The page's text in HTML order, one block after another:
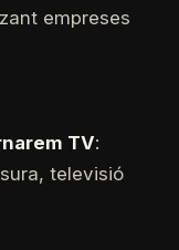
empreses
TV:
televisió